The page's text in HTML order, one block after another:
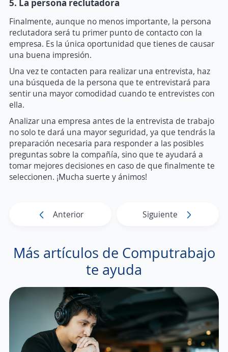
Finalmente, aunque no menos importante, la persona
reclutadora será tu primer punto de contacto con la
empresa. Es la única oportunidad que tienes de causar
una buena impresión.
Una vez te contacten para realizar una entrevista, haz
una búsqueda de la persona que te entrevistará para
sentir una mayor comodidad cuando te entrevistes con
ella.
Analizar una empresa antes de la entrevista de trabajo
no solo te dará una mayor seguridad, ya que tendrás la
preparación necesaria para responder a las posibles
preguntas sobre la compañía, sino que te ayudará a
tomar mejores decisiones en caso de que finalmente te
seleccionen. ¡Mucha suerte y ánimos!
Anterior Siguiente
Más artículos de Computrabajo
te ayuda